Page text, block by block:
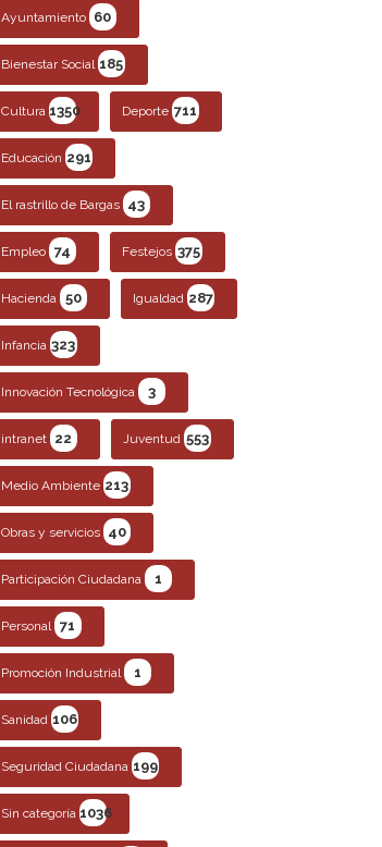
Ayuntamiento 60
Bienestar Social 185
Cultura 1350 Deporte 711
Educación 291
El rastrillo de Bargas 43
Empleo 74 Festejos 375
Hacienda 50 Igualdad 287
Infancia 323
Innovación Tecnológica 3
intranet 22 Juventud 553
Medio Ambiente 213
Obras y servicios 40
Participación Ciudadana 1
Personal 71
Promoción Industrial 1
Sanidad 106
Seguridad Ciudadana 199
Sin categoría 1036